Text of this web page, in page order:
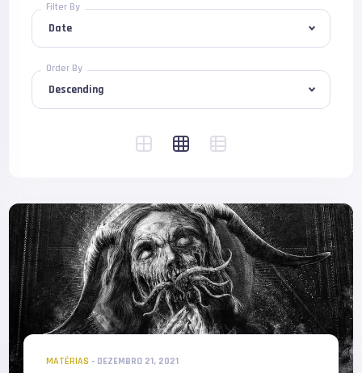
Filter By
Order By
MATÉRIAS - DEZEMBRO 21, 2021